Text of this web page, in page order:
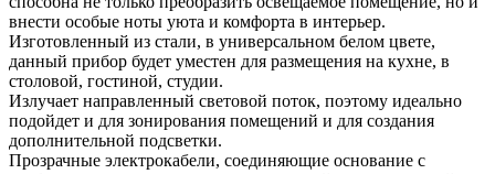
внести особые ноты уюта и комфорта в интерьер.
Изготовленный из стали, в универсальном белом цвете,
данный прибор будет уместен для размещения на кухне, в
столовой, гостиной, студии.
Излучает направленный световой поток, поэтому идеально
подойдет и для зонирования помещений и для создания
дополнительной подсветки.
Прозрачные электрокабели, соединяющие основание с